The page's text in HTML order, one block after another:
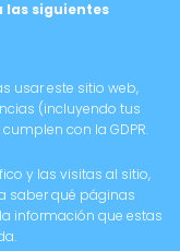
por la Diputación de
las siguientes
usar este sitio web,
(incluyendo tus
con la GDPR.
y las visitas al sitio,
saber qué páginas
información que estas